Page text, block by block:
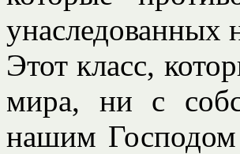
унаследованных
Этот класс,
мира, ни с
нашим